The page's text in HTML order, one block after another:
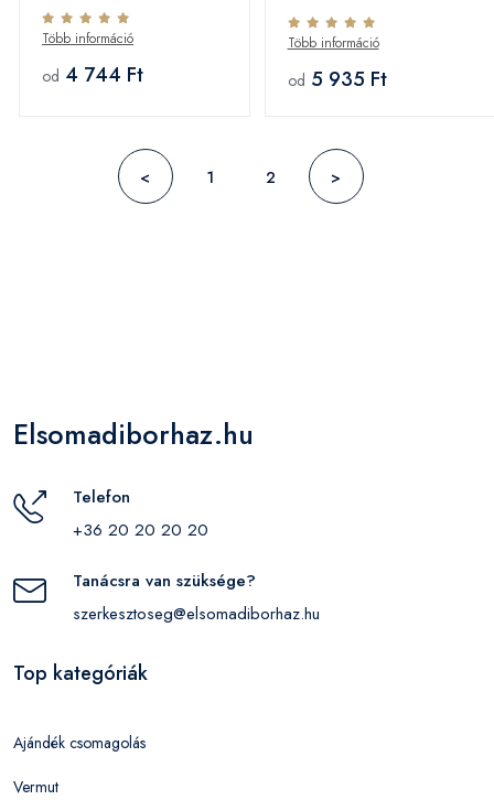
Több információ
od 4 744 Ft
Több információ
od 5 935 Ft
< 1 2 >
Elsomadiborhaz.hu
Telefon
+36 20 20 20 20
Tanácsra van szüksége?
szerkesztoseg@elsomadiborhaz.hu
Top kategóriák
Ajándék csomagolás
Vermut